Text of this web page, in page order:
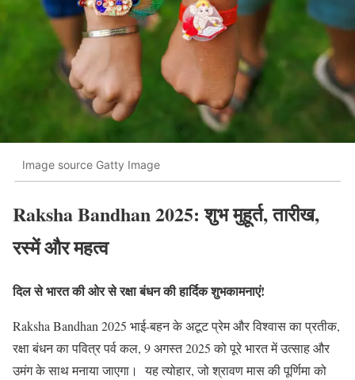
Image source Gatty Image
Raksha Bandhan 2025: शुभ मुहूर्त, तारीख,
रस्में और महत्व
दिल से भारत की ओर से रक्षा बंधन की हार्दिक शुभकामनाएं!
Raksha Bandhan 2025 भाई-बहन के अटूट प्रेम और विश्वास का प्रतीक,
रक्षा बंधन का पवित्र पर्व कल, 9 अगस्त 2025 को पूरे भारत में उत्साह और
उमंग के साथ मनाया जाएगा। यह त्योहार, जो श्रावण मास की पूर्णिमा को